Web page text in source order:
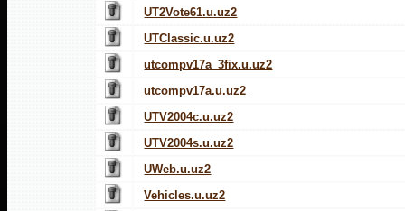
UT2Vote61.u.uz2
UTClassic.u.uz2
utcompv17a_3fix.u.uz2
utcompv17a.u.uz2
UTV2004c.u.uz2
UTV2004s.u.uz2
UWeb.u.uz2
Vehicles.u.uz2